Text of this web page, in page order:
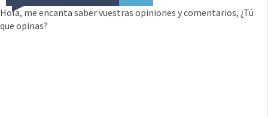
Hola, me encanta saber vuestras opiniones y comentarios, ¿Tú
que opinas?